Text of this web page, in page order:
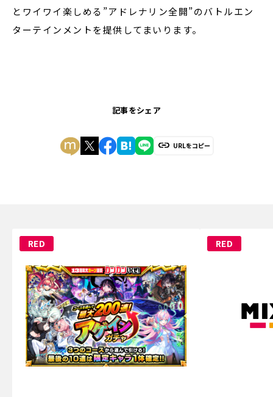
とワイワイ楽しめる”アドレナリン全開”のバトルエン
ターテインメントを提供してまいります。
記事をシェア
URLをコピー
RED RED